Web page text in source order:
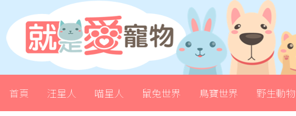
首頁 汪星人 喵星人 鼠兔世界 鳥寶世界 野生動物